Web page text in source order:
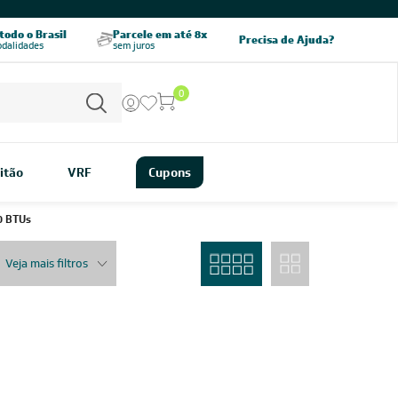
Precisa de Ajuda?
o Brasil Parcele em até 8x
sem juros
5% OFF no PIX
pagamento à vista
0
VRF Cupons
BTUs
Veja mais filtros